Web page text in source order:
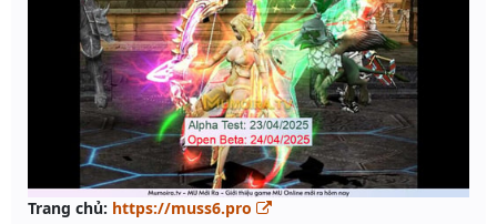
Trang chủ: https://muss6.pro